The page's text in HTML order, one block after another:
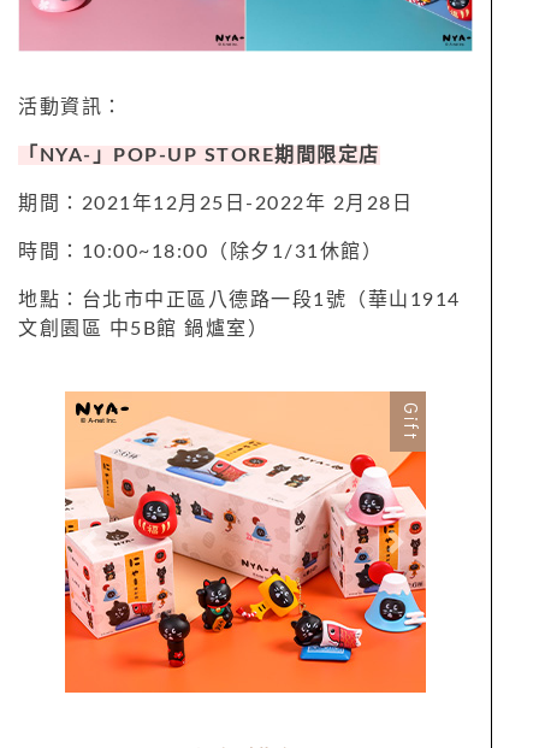
活動資訊：
「NYA-」POP-UP STORE期間限定店
期間：2021年12月25日-2022年 2月28日
時間：10:00~18:00（除夕1/31休館）
地點：台北市中正區八德路一段1號（華山1914
文創園區 中5B館 鍋爐室）
Previous Next
Gift